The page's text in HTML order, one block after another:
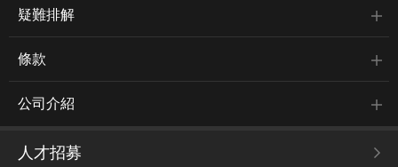
疑難排解
條款
公司介紹
人才招募